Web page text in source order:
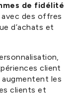
de fidélité
des offres
d’achats et
client
les
clients et